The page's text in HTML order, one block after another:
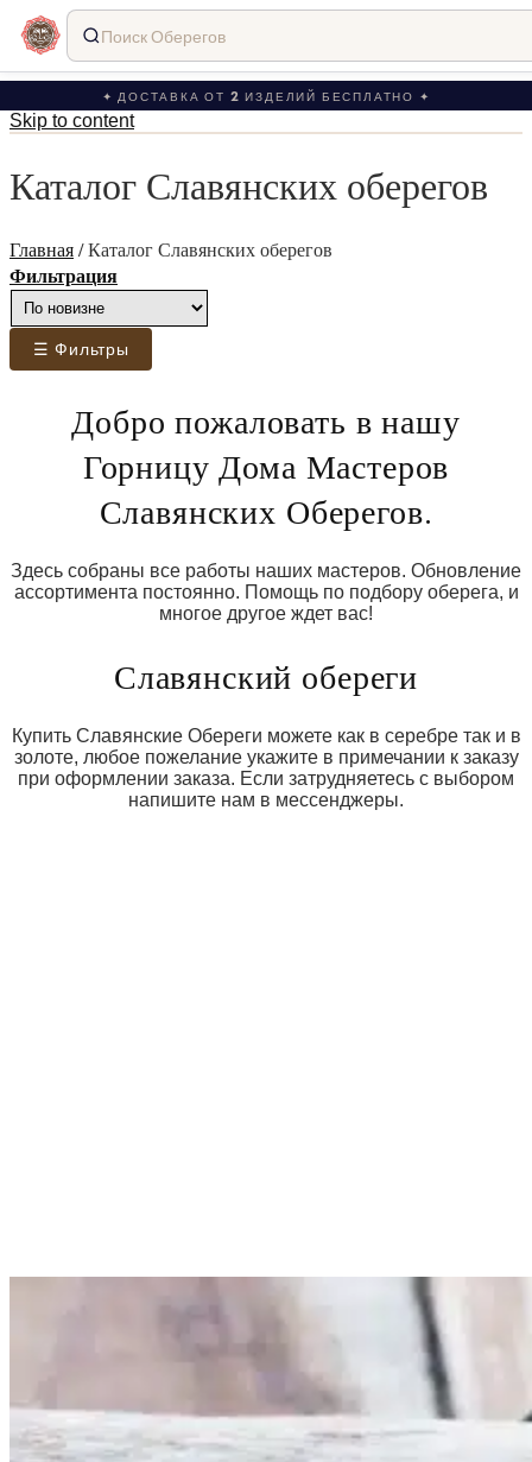
✦ ДОСТАВКА ОТ 2 ИЗДЕЛИЙ БЕСПЛАТНО ✦
Skip to content
Каталог Славянских оберегов
Главная/Каталог Славянских оберегов
Фильтрация
☰ Фильтры
Добро пожаловать в нашу
Горницу Дома Мастеров
Славянских Оберегов.
Здесь собраны все работы наших мастеров. Обновление
ассортимента постоянно. Помощь по подбору оберега, и
многое другое ждет вас!
Славянский обереги
Купить Славянские Обереги можете как в серебре так и в
золоте, любое пожелание укажите в примечании к заказу
при оформлении заказа. Если затрудняетесь с выбором
напишите нам в мессенджеры.
Поиск Оберегов